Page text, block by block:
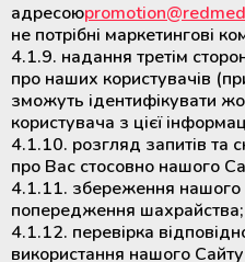
адресою
не потрібні маркетингові
4.1.9. надання третім
про наших користувачів
зможуть ідентифікувати
користувача з цієї
4.1.10. розгляд запитів та
про Вас стосовно нашого
4.1.11. збереження нашого
попередження шахрайства;
4.1.12. перевірка
використання нашого